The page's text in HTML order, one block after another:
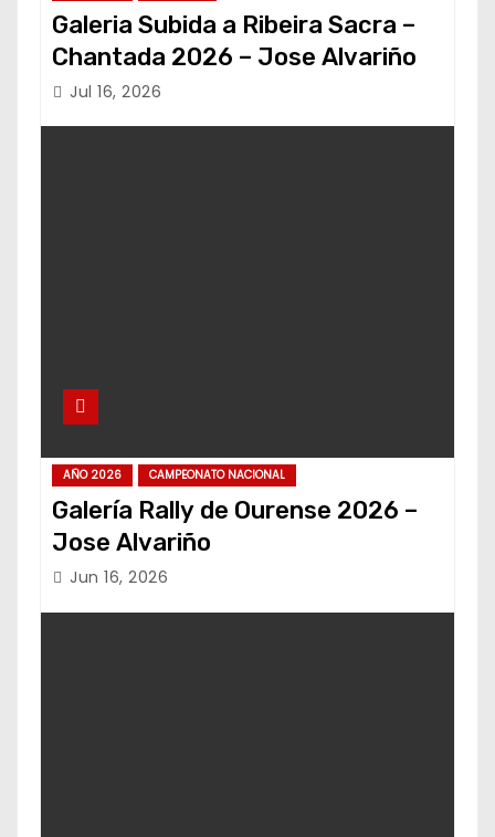
Galeria Subida a Ribeira Sacra –
Chantada 2026 – Jose Alvariño
Jul 16, 2026
AÑO 2026 CAMPEONATO NACIONAL
Galería Rally de Ourense 2026 –
Jose Alvariño
Jun 16, 2026